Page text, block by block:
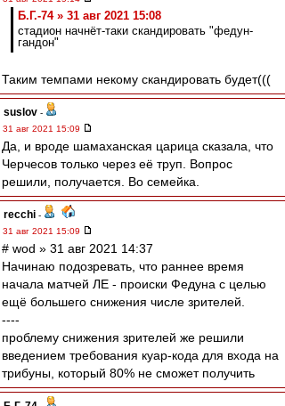
Б.Г.-74 » 31 авг 2021 15:08
стадион начнёт-таки скандировать "федун-
гандон"
Таким темпами некому скандировать будет(((
suslov -
31 авг 2021 15:09
Да, и вроде шамаханская царица сказала, что
Черчесов только через её труп. Вопрос
решили, получается. Во семейка.
recchi -
31 авг 2021 15:09
# wod » 31 авг 2021 14:37
Начинаю подозревать, что раннее время
начала матчей ЛЕ - происки Федуна с целью
ещё большего снижения числе зрителей.
----
проблему снижения зрителей же решили
введением требования куар-кода для входа на
трибуны, который 80% не сможет получить